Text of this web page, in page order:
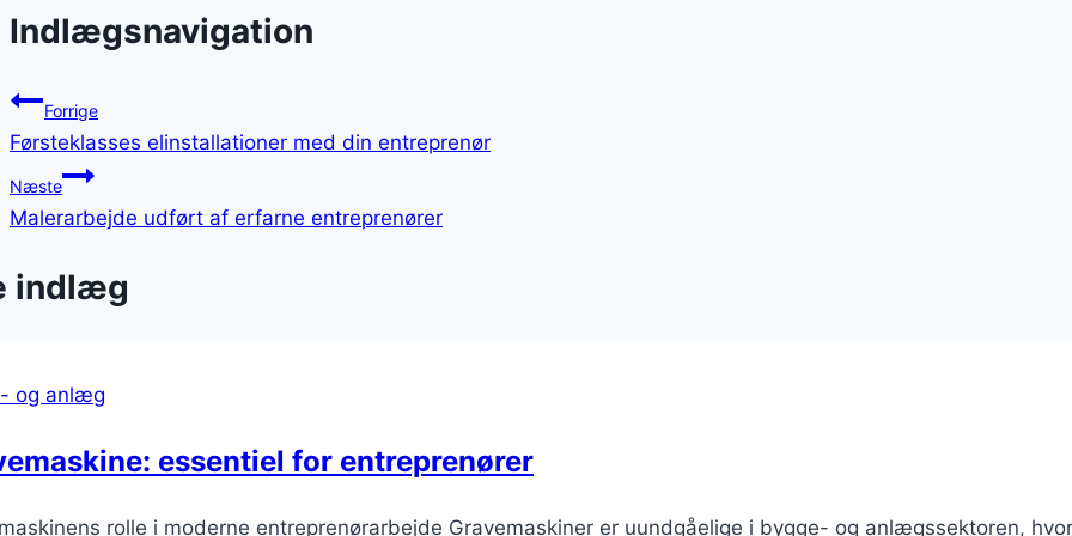
Indlægsnavigation
Forrige
Førsteklasses elinstallationer med din entreprenør
Næste
Malerarbejde udført af erfarne entreprenører
indlæg
og anlæg
essentiel for entreprenører
rolle i moderne entreprenørarbejde Gravemaskiner er uundgåelige i bygge- og anlægssektoren,